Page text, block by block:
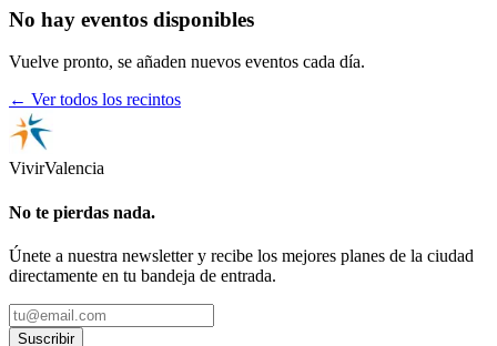
No hay eventos disponibles
Vuelve pronto, se añaden nuevos eventos cada día.
← Ver todos los recintos
VivirValencia
No te pierdas nada.
Únete a nuestra newsletter y recibe los mejores planes de la ciudad
directamente en tu bandeja de entrada.
Suscribir